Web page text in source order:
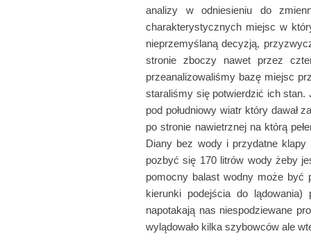
analizy w odniesieniu do
charakterystycznych miejsc w
nieprzemyślaną decyzją,
stronie zboczy nawet przez
przeanalizowaliśmy bazę miejsc
staraliśmy się potwierdzić ich stan.
pod południowy wiatr który dawał
po stronie nawietrznej na którą
Diany bez wody i przydatne klapy
pozbyć się 170 litrów wody żeby
pomocny balast wodny może być
kierunki podejścia do
napotakają nas niespodziewane
wylądowało kilka szybowców ale